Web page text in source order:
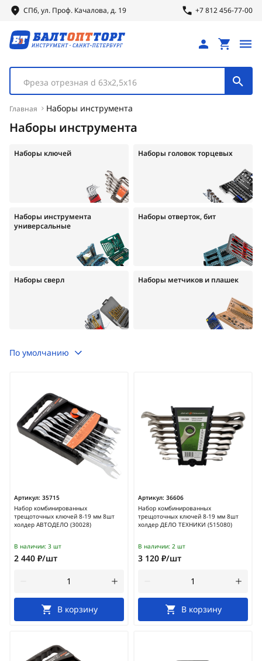
СПб, ул. Проф. Качалова, д. 19 +7 812 456-77-00
Фреза отрезная d 63х2,5х16
Главная Наборы инструмента
Наборы инструмента
Наборы ключей Наборы головок торцевых
Наборы инструмента
универсальные
Наборы отверток, бит
Наборы сверл Наборы метчиков и плашек
По умолчанию
Артикул: 35715
Набор комбинированных
трещоточных ключей 8-19 мм 8шт
холдер АВТОДЕЛО (30028)
В наличии: 3 шт
2 440 ₽/шт
В корзину
Артикул: 36606
Набор комбинированных
трещоточных ключей 8-19 мм 8шт
холдер ДЕЛО ТЕХНИКИ (515080)
В наличии: 2 шт
3 120 ₽/шт
В корзину